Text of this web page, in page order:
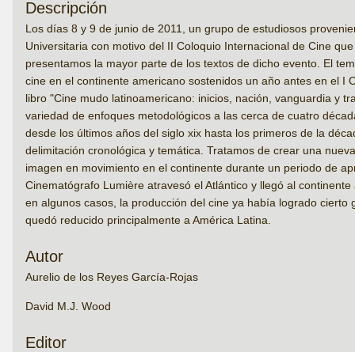
Descripción
Los días 8 y 9 de junio de 2011, un grupo de estudiosos
Universitaria con motivo del II Coloquio Internacional de Cine
presentamos la mayor parte de los textos de dicho evento. El
cine en el continente americano sostenidos un año antes en el
libro "Cine mudo latinoamericano: inicios, nación, vanguardia y
variedad de enfoques metodológicos a las cerca de cuatro
desde los últimos años del siglo xix hasta los primeros de la
delimitación cronológica y temática. Tratamos de crear una
imagen en movimiento en el continente durante un periodo de
Cinematógrafo Lumière atravesó el Atlántico y llegó al
en algunos casos, la producción del cine ya había logrado
quedó reducido principalmente a América Latina.
Autor
Aurelio de los Reyes García-Rojas
David M.J. Wood
Editor